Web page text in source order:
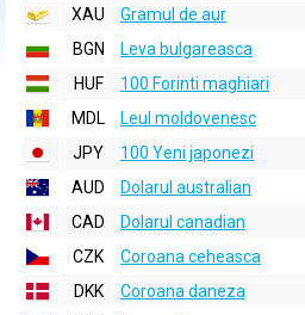
XAU
Gramul de aur
BGN
Leva bulgareasca
HUF
100 Forinti maghiari
MDL
Leul moldovenesc
JPY
100 Yeni japonezi
AUD
Dolarul australian
CAD
Dolarul canadian
CZK
Coroana ceheasca
DKK
Coroana daneza